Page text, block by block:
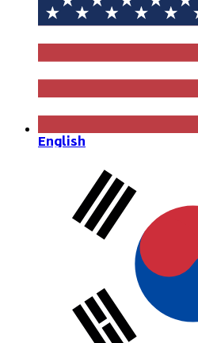
English